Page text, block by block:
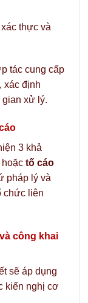
thực và
tác cung cấp
xác định
gian xử lý.
3 khả
hoặc tố cáo
pháp lý và
chức liên
công khai
sẽ áp dụng
kiến nghị cơ